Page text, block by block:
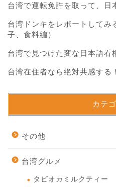
台湾で運転免許を取って、日
台湾ドンキをレポートしてみ
子、食料編）
台湾で見つけた変な日本語看
台湾在住者なら絶対共感する
カテ
その他
台湾グルメ
タピオカミルクティー